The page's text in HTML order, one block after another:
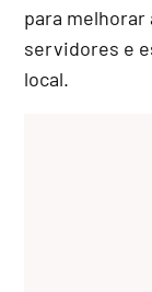
para melhorar
servidores e
local.